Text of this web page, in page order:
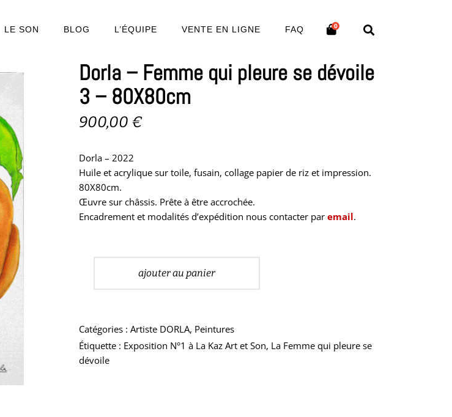
LE SON BLOG L’ÉQUIPE VENTE EN LIGNE FAQ 0
Dorla – Femme qui pleure se dévoile
3 – 80X80cm
900,00 €
Dorla – 2022
Huile et acrylique sur toile, fusain, collage papier de riz et impression.
80X80cm.
Œuvre sur châssis. Prête à être accrochée.
Encadrement et modalités d’expédition nous contacter par email.
ajouter au panier
Catégories : Artiste DORLA, Peintures
Étiquette : Exposition N°1 à La Kaz Art et Son, La Femme qui pleure se
dévoile